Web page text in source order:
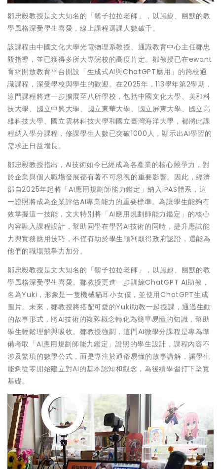
鄒忠毅教授是文大知名的「鬍子拉拉老師」，以風趣、幽默的教
學風格深受學生喜愛，線上課程選課人數破千。
該課程由中國文化大學光電物理系教授、通識教育中心主任鄒忠
毅指導，並已獲得多所大專院校的高度肯定。鄒教授已在ewant
育網開放教育平台開設「生成式AI與ChatGPT應用」的跨校通
識課程，深受學校與學生的歡迎。在2025年，113學年第2學期，
這門課程將進一步擴展至八所學校，包括中國文化大學、美和科
技大學、國立中興大學、國立東華大學、國立屏東大學、國立高
雄科技大學、國立雲林科技大學和國立臺灣海洋大學，都將此課
程納入學分課程，修課學生人數已突破1000人，顯示出AI學習的
需求正日益增長。
鄒忠毅教授指出，AI技術如今已經成為各產業的核心競爭力，對
於企業與個人職場發展都有著不可忽視的重要影響。因此，經濟
部自2025年起將「AI應用規劃師能力鑑定」納入iPAS體系，這
一證照將成為企業評估AI專業能力的重要標準。為讓學生能夠有
效掌握這一技能，文大特別將「AI應用規劃師能力鑑定」的核心
內容融入課程設計，幫助同學在學習AI技術的同時，提升應試能
力與實務應用技巧，不僅有助於學生順利取得政府認證，還能為
他們的職場競爭力加分。
鄒忠毅教授是文大知名的「鬍子拉拉老師」，以風趣、幽默的教
學風格深受學生喜愛。鄒教授更進一步訓練ChatGPT AI助教，
名為Yuki，形象是一隻機械貓耳小女僕，並使用ChatGPT生成
圖片。未來，鄒教授將搭配可愛的Yuki助教一起授課，通過生動
的故事形式，將AI技術的複雜概念轉化為簡單易懂的知識，幫助
學生輕鬆理解與吸收。鄒教授強調，這門AI微學分課程是專為準
備考取「AI應用規劃師能力鑑定」證照的學生設計，課程內容不
涉及繁瑣的數學公式，而是專注於通俗易懂的故事講解，讓學生
能夠從零開始建立對AI的基本認知和觀念，為後續學習打下堅實
基礎。